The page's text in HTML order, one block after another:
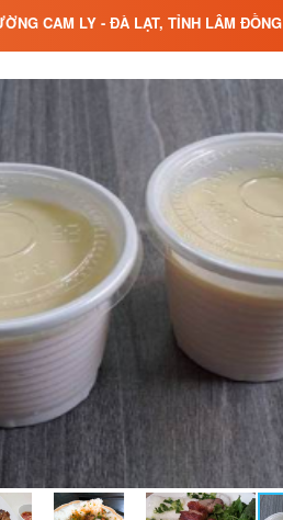
CAM LY - ĐÀ LẠT, TỈNH LÂM ĐỒNG